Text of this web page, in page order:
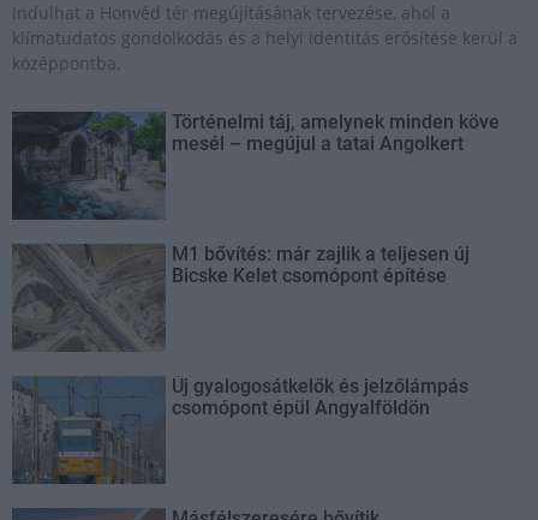
Indulhat a Honvéd tér megújításának tervezése, ahol a
klímatudatos gondolkodás és a helyi identitás erősítése kerül a
középpontba.
Történelmi táj, amelynek minden köve
mesél – megújul a tatai Angolkert
M1 bővítés: már zajlik a teljesen új
Bicske Kelet csomópont építése
Új gyalogosátkelők és jelzőlámpás
csomópont épül Angyalföldön